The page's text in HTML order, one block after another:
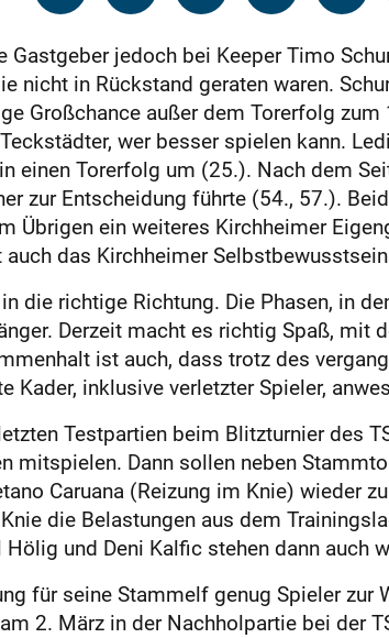
jedoch bei Keeper Timo
nicht in Rückstand geraten waren.
Großchance außer dem Torerfolg
wer besser spielen kann.
einen Torerfolg um (25.). Nach dem
zur Entscheidung führte (54., 57.).
Übrigen ein weiteres Kirchheimer
das Kirchheimer
die richtige Richtung. Die Phasen, in
Derzeit macht es richtig Spaß, mit
ist auch, dass trotz des
inklusive verletzter Spieler,
Testpartien beim Blitzturnier des
mitspielen. Dann sollen neben
Caruana (Reizung im Knie) wieder
die Belastungen aus dem
und Deni Kalfic stehen dann auch
für seine Stammelf genug Spieler zur
2. März in der Nachholpartie bei der